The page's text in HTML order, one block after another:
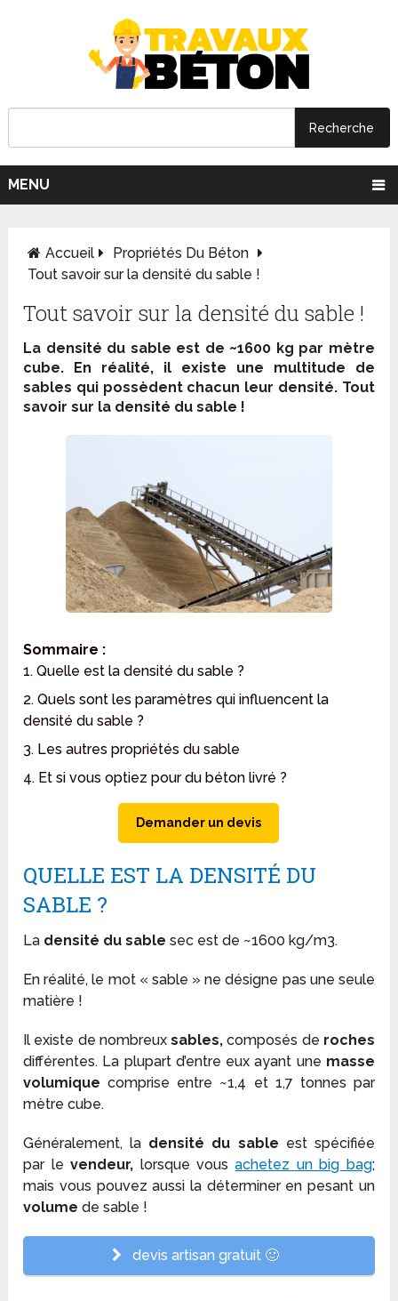
MENU
Accueil
Propriétés Du Béton
Tout savoir sur la densité du sable !
Tout savoir sur la densité du sable !
La densité du sable est de ~1600 kg par mètre
cube. En réalité, il existe une multitude de
sables qui possèdent chacun leur densité. Tout
savoir sur la densité du sable !
Sommaire :
1. Quelle est la densité du sable ?
2. Quels sont les paramètres qui influencent la
densité du sable ?
3. Les autres propriétés du sable
4. Et si vous optiez pour du béton livré ?
Demander un devis
QUELLE EST LA DENSITÉ DU
SABLE ?
La densité du sable sec est de ~1600 kg/m3.
En réalité, le mot « sable » ne désigne pas une seule
matière !
Il existe de nombreuxsables, composés de roches
différentes. La plupart d’entre eux ayant une masse
volumique comprise entre ~1,4 et 1,7 tonnes par
mètre cube.
Généralement, la densité du sable est spécifiée
par levendeur, lorsque vousachetez un big bag;
mais vous pouvez aussi la déterminer en pesant un
volume de sable !
devis artisan gratuit 🙂